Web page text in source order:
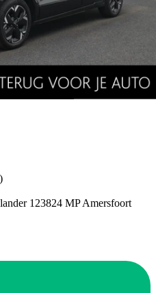
123824 MP Amersfoort